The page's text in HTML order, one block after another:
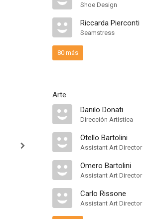
Shoe Design
Riccarda Pierconti
Seamstress
80 más
Arte
Danilo Donati
Dirección Artística
Otello Bartolini
Assistant Art Director
Omero Bartolini
Assistant Art Director
Carlo Rissone
Assistant Art Director